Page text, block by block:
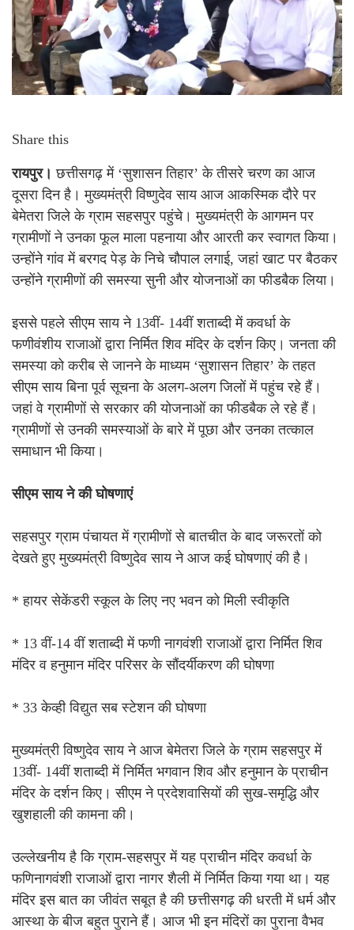
Share this
रायपुर। छत्तीसगढ़ में ‘सुशासन तिहार’ के तीसरे चरण का आज
दूसरा दिन है। मुख्यमंत्री विष्णुदेव साय आज आकस्मिक दौरे पर
बेमेतरा जिले के ग्राम सहसपुर पहुंचे। मुख्यमंत्री के आगमन पर
ग्रामीणों ने उनका फूल माला पहनाया और आरती कर स्वागत किया।
उन्होंने गांव में बरगद पेड़ के निचे चौपाल लगाई, जहां खाट पर बैठकर
उन्होंने ग्रामीणों की समस्या सुनी और योजनाओं का फीडबैक लिया।
इससे पहले सीएम साय ने 13वीं- 14वीं शताब्दी में कवर्धा के
फणीवंशीय राजाओं द्वारा निर्मित शिव मंदिर के दर्शन किए। जनता की
समस्या को करीब से जानने के माध्यम ‘सुशासन तिहार’ के तहत
सीएम साय बिना पूर्व सूचना के अलग-अलग जिलों में पहुंच रहे हैं।
जहां वे ग्रामीणों से सरकार की योजनाओं का फीडबैक ले रहे हैं।
ग्रामीणों से उनकी समस्याओं के बारे में पूछा और उनका तत्काल
समाधान भी किया।
सीएम साय ने की घोषणाएं
सहसपुर ग्राम पंचायत में ग्रामीणों से बातचीत के बाद जरूरतों को
देखते हुए मुख्यमंत्री विष्णुदेव साय ने आज कई घोषणाएं की है।
* हायर सेकेंडरी स्कूल के लिए नए भवन को मिली स्वीकृति
* 13 वीं-14 वीं शताब्दी में फणी नागवंशी राजाओं द्वारा निर्मित शिव
मंदिर व हनुमान मंदिर परिसर के सौंदर्यीकरण की घोषणा
* 33 केव्ही विद्युत सब स्टेशन की घोषणा
मुख्यमंत्री विष्णुदेव साय ने आज बेमेतरा जिले के ग्राम सहसपुर में
13वीं- 14वीं शताब्दी में निर्मित भगवान शिव और हनुमान के प्राचीन
मंदिर के दर्शन किए। सीएम ने प्रदेशवासियों की सुख-समृद्धि और
खुशहाली की कामना की।
उल्लेखनीय है कि ग्राम-सहसपुर में यह प्राचीन मंदिर कवर्धा के
फणिनागवंशी राजाओं द्वारा नागर शैली में निर्मित किया गया था। यह
मंदिर इस बात का जीवंत सबूत है की छत्तीसगढ़ की धरती में धर्म और
आस्था के बीज बहुत पुराने हैं। आज भी इन मंदिरों का पुराना वैभव